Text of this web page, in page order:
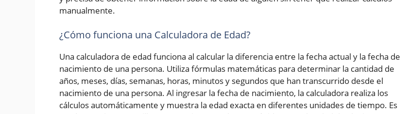
manualmente.
¿Cómo funciona una Calculadora de Edad?
Una calculadora de edad funciona al calcular la diferencia entre la fecha actual y la fecha de
nacimiento de una persona. Utiliza fórmulas matemáticas para determinar la cantidad de
años, meses, días, semanas, horas, minutos y segundos que han transcurrido desde el
nacimiento de una persona. Al ingresar la fecha de nacimiento, la calculadora realiza los
cálculos automáticamente y muestra la edad exacta en diferentes unidades de tiempo. Es